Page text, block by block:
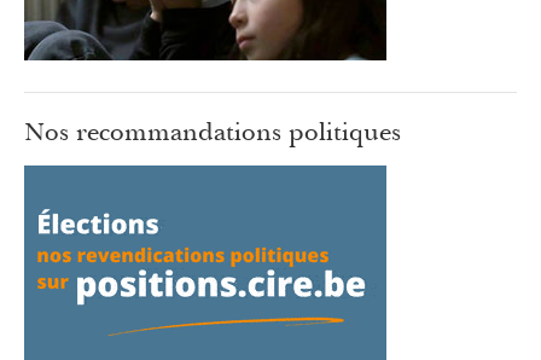
Nos recommandations politiques